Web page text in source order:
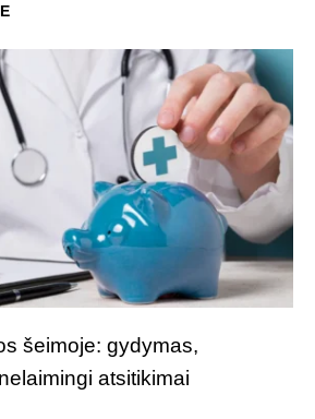
šeimoje: gydymas,
atsitikimai